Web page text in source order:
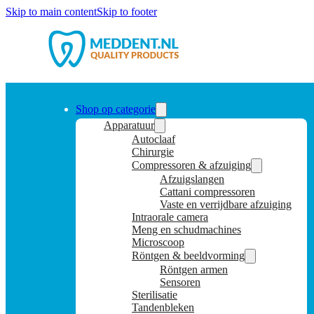
Skip to main contentSkip to footer
Shop op categorie
Apparatuur
Autoclaaf
Chirurgie
Compressoren & afzuiging
Afzuigslangen
Cattani compressoren
Vaste en verrijdbare afzuiging
Intraorale camera
Meng en schudmachines
Microscoop
Röntgen & beeldvorming
Röntgen armen
Sensoren
Sterilisatie
Tandenbleken